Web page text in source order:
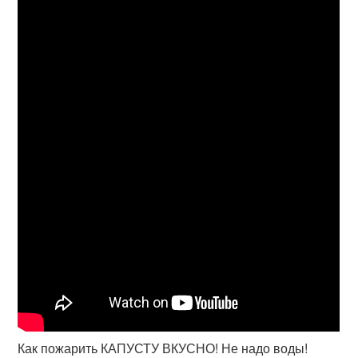
Как пожарить КАПУСТУ ВКУСНО! Не надо воды!